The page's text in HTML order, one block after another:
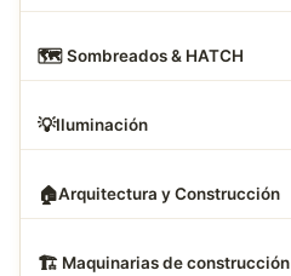
🗺️ Sombreados & HATCH
💡Iluminación
🏠Arquitectura y Construcción
🏗 ️ Maquinarias de construcción